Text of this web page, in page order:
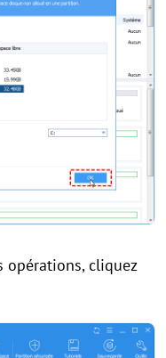
opérations, cliquez